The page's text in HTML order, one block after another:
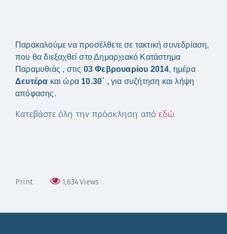
Παρακαλούμε να προσέλθετε σε τακτική συνεδρίαση,
που θα διεξαχθεί στο Δημαρχιακό Κατάστημα
Παραμυθιάς , στις 03 Φεβρουαρίου 2014, ημέρα
Δευτέρα και ώρα 10.30΄ ,για συζήτηση και λήψη
απόφασης.
Κατεβάστε όλη την πρόσκληση από εδώ
Print 1,634Views